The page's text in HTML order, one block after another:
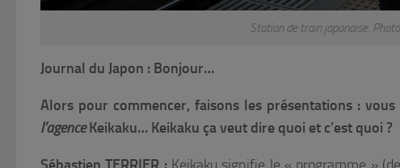
Station de train japonaise.
Journal du Japon : Bonjour…
Alors pour commencer, faisons les présentations :
l’agenceKeikaku… Keikaku ça veut dire quoi et c’est quoi ?